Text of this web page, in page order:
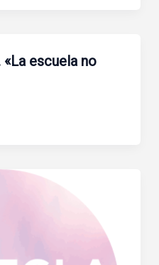
escuela no